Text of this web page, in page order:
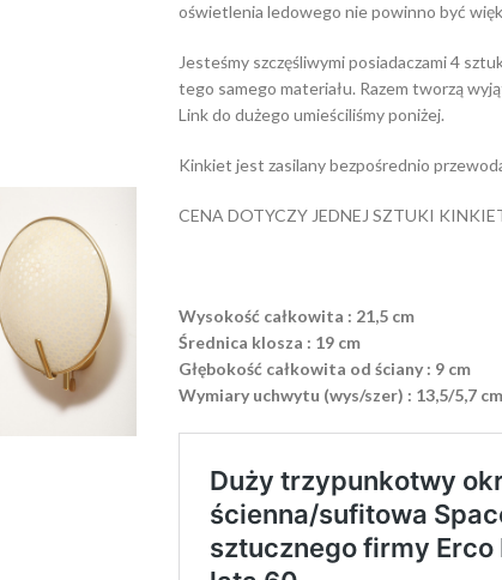
oświetlenia ledowego nie powinno być
Jesteśmy szczęśliwymi posiadaczami 4
tego samego materiału. Razem tworzą
Link do dużego umieściliśmy poniżej.
Kinkiet jest zasilany bezpośrednio
CENA DOTYCZY JEDNEJ SZTUKI
Wysokość całkowita : 21,5 cm
Średnica klosza : 19 cm
Głębokość całkowita od ściany : 9 cm
Wymiary uchwytu (wys/szer) : 13,5/5,7 cm